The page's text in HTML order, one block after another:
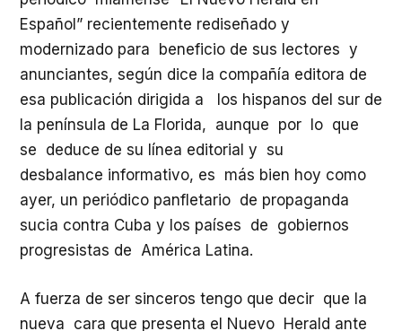
Español” recientemente rediseñado y
modernizado para beneficio de sus lectores y
anunciantes, según dice la compañía editora de
esa publicación dirigida a los hispanos del sur de
la península de La Florida, aunque por lo que
se deduce de su línea editorial y su
desbalance informativo, es más bien hoy como
ayer, un periódico panfletario de propaganda
sucia contra Cuba y los países de gobiernos
progresistas de América Latina.
A fuerza de ser sinceros tengo que decir que la
nueva cara que presenta el Nuevo Herald ante